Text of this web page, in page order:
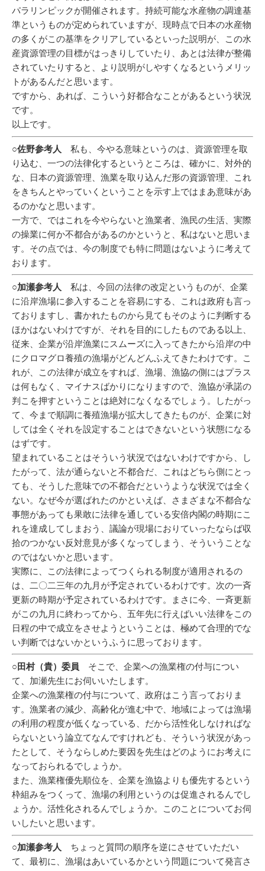
パラリンピックが開催されます。持続可能な水産物の調達基
準というものが定められていますが、現時点で日本の水産物
の多くがこの基準をクリアしているといった説明が、この水
産資源管理の目標がはっきりしていたり、あとは法律が整備
されていたりすると、より説明がしやすくなるというメリッ
トがあるんだと思います。
ですから、あれば、こういう好都合なことがあるという状況
です。
以上です。
○佐野参考人
私も、今やる意味というのは、資源管理を取
り込む、一つの法律化するというところは、確かに、対外的
な、日本の資源管理、漁業を取り込んだ形の資源管理、これ
をきちんとやっていくということを示す上ではまあ意味があ
るのかなと思います。
一方で、ではこれを今やらないと漁業者、漁民の生活、実際
の操業に何か不都合があるのかというと、私はないと思いま
す。その点では、今の制度でも特に問題はないように考えて
おります。
○加瀬参考人
私は、今回の法律の改定というものが、企業
に沿岸漁場に参入することを容易にする、これは政府も言っ
ておりますし、書かれたものから見てもそのように判断する
ほかはないわけですが、それを目的にしたものである以上、
従来、企業が沿岸漁業にスムーズに入ってきたから沿岸の中
にクロマグロ養殖の漁場がどんどんふえてきたわけです。こ
れが、この法律が成立をすれば、漁場、漁協の側にはプラス
は何もなく、マイナスばかりになりますので、漁協が承諾の
判こを押すということは絶対になくなるでしょう。したがっ
て、今まで順調に養殖漁場が拡大してきたものが、企業に対
しては全くそれを設定することはできないという状態になる
はずです。
望まれていることはそういう状況ではないわけですから、し
たがって、法が通らないと不都合だ、これはどちら側にとっ
ても、そうした意味での不都合だというような状況では全く
ない。なぜ今が選ばれたのかといえば、さまざまな不都合な
事態があっても果敢に法律を通している安倍内閣の時期にこ
れを達成してしまおう、議論が現場におりていったならば収
拾のつかない反対意見が多くなってしまう、そういうことな
のではないかと思います。
実際に、この法律によってつくられる制度が適用されるの
は、二〇二三年の九月が予定されているわけです。次の一斉
更新の時期が予定されているわけです。まさに今、一斉更新
がこの九月に終わってから、五年先に行えばいい法律をこの
日程の中で成立をさせようということは、極めて合理的でな
い判断ではないかというふうに思っております。
○田村（貴）委員 そこで、企業への漁業権の付与につい
て、加瀬先生にお伺いいたします。
企業への漁業権の付与について、政府はこう言っておりま
す。漁業者の減少、高齢化が進む中で、地域によっては漁場
の利用の程度が低くなっている、だから活性化しなければな
らないという論立てなんですけれども、そういう状況があっ
たとして、そうならしめた要因を先生はどのようにお考えに
なっておられるでしょうか。
また、漁業権優先順位を、企業を漁協よりも優先するという
枠組みをつくって、漁場の利用というのは促進されるんでし
ょうか。活性化されるんでしょうか。このことについてお伺
いしたいと思います。
○加瀬参考人
ちょっと質問の順序を逆にさせていただい
て、最初に、漁場はあいているかという問題について発言さ